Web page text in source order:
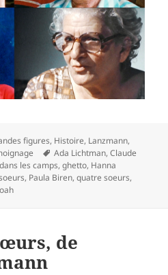
figures, Histoire, Lanzmann,
Mots-
clés
Ada Lichtman,Claude
les camps,ghetto, Hanna
, Paula Biren,quatre soeurs,
de